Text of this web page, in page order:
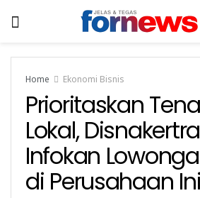
Home Ekonomi Bisnis
Prioritaskan
Lokal,
Infokan
di Perusahaan Ini